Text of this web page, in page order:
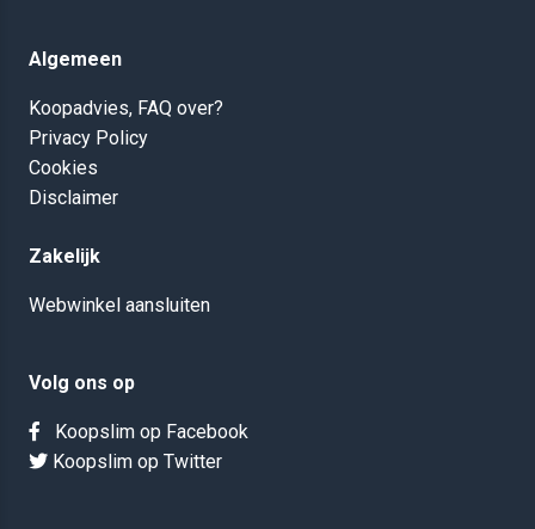
Algemeen
Koopadvies, FAQ over?
Privacy Policy
Cookies
Disclaimer
Zakelijk
Webwinkel aansluiten
Volg ons op
Koopslim op Facebook
Koopslim op Twitter